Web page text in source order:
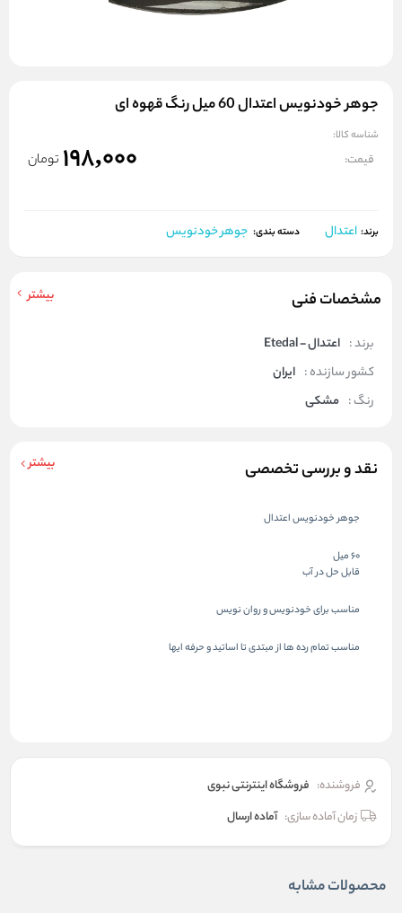
جوهر خودنویس اعتدال 60 میل رنگ قهوه ای
شناسه کالا:
قیمت: 198,000 تومان
برند: اعتدال دسته بندی: جوهر خودنویس
مشخصات فنی بیشتر
برند : اعتدال - Etedal
کشور سازنده : ایران
رنگ : مشکی
نقد و بررسی تخصصی بیشتر
جوهر خودنویس اعتدال
60 میل
قابل حل در آب
مناسب برای خودنویس و روان نویس
مناسب تمام رده ها از مبتدی تا اساتید و حرفه ایها
فروشنده: فروشگاه اینترنتی نبوی
زمان آماده سازی: آماده ارسال
محصولات مشابه